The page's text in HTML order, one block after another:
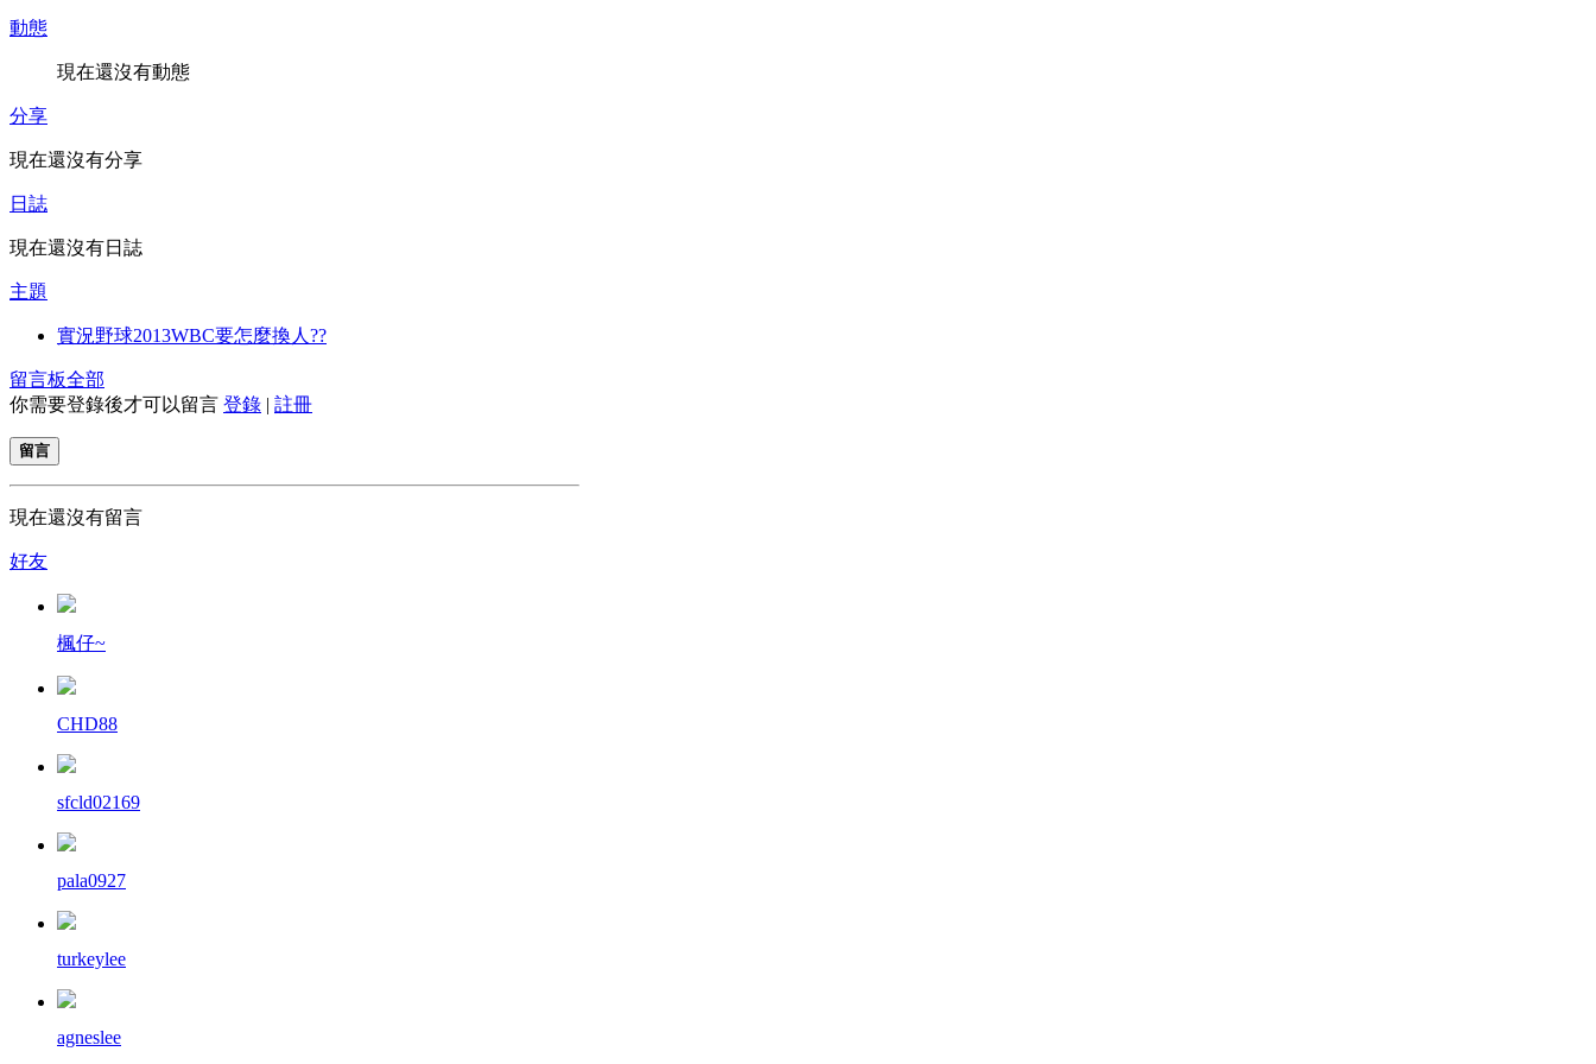
動態
現在還沒有動態
分享
現在還沒有分享
日誌
現在還沒有日誌
主題
實況野球2013WBC要怎麼換人??
留言板全部
你需要登錄後才可以留言 登錄 | 註冊
留言
現在還沒有留言
好友
楓仔~
CHD88
sfcld02169
pala0927
turkeylee
agneslee